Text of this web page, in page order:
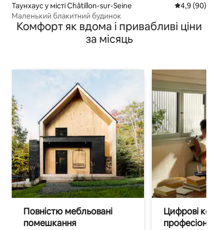
Таунхаус у місті Châtillon-sur-Seine Середня
4,9 (90)
Маленький блакитний будинок
Комфорт як вдома і привабливі ціни
за місяць
Повністю мебльовані
помешкання
Цифрові